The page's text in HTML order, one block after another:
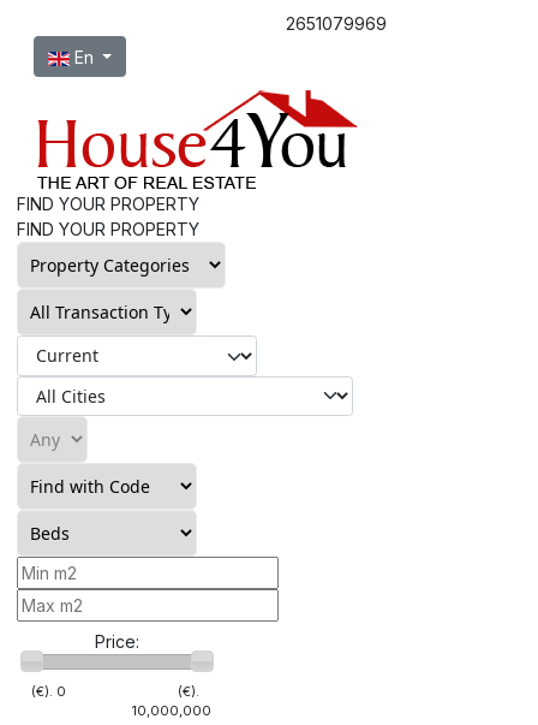
2651079969
Select your language
En
FIND YOUR PROPERTY
FIND YOUR PROPERTY
Price:
(€). 0
(€).
10,000,000